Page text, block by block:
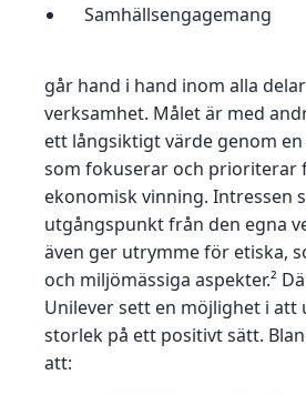
Samhällsengagemang
går hand i hand inom alla
verksamhet. Målet är med
ett långsiktigt värde genom
som fokuserar och prioriterar
ekonomisk vinning. Intressen
utgångspunkt från den egna
även ger utrymme för etiska,
och miljömässiga aspekter.²
Unilever sett en möjlighet i att
storlek på ett positivt sätt.
att: